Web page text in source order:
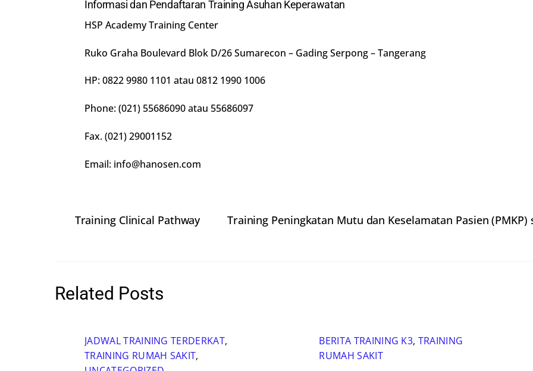
Informasi dan Pendaftaran Training Asuhan Keperawatan
HSP Academy Training Center
Ruko Graha Boulevard Blok D/26 Sumarecon – Gading Serpong – Tangerang
HP: 0822 9980 1101 atau 0812 1990 1006
Phone: (021) 55686090 atau 55686097
Fax. (021) 29001152
Email: info@hanosen.com
Training Clinical Pathway Training Peningkatan Mutu dan Keselamatan Pasien
Related Posts
JADWAL TRAINING TERDERKAT,
TRAINING RUMAH SAKIT,
BERITA TRAINING K3, TRAINING
RUMAH SAKIT